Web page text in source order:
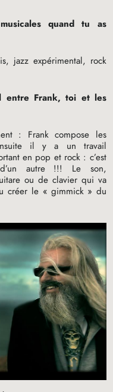
quand tu as
jazz expérimental, rock
entre Frank, toi et les
: Frank compose les
il y a un travail
en pop et rock : c’est
autre
!!! Le son,
ou de clavier qui va
créer le « gimmick » du